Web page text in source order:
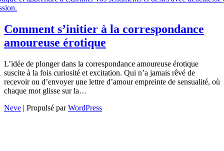
Comment s’initier à la correspondance
amoureuse érotique
L’idée de plonger dans la correspondance amoureuse érotique
suscite à la fois curiosité et excitation. Qui n’a jamais rêvé de
recevoir ou d’envoyer une lettre d’amour empreinte de sensualité, où
chaque mot glisse sur la…
Neve | Propulsé parWordPress